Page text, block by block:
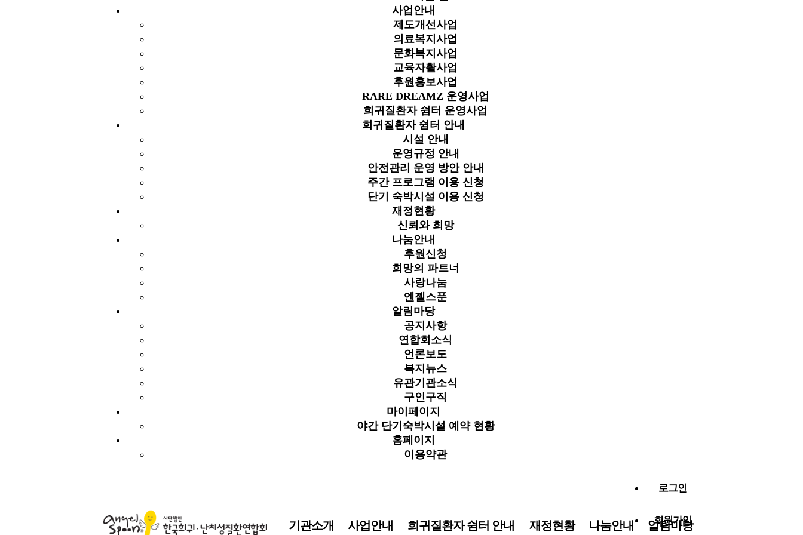
사업안내
제도개선사업
의료복지사업
문화복지사업
교육자활사업
후원홍보사업
RARE DREAMZ 운영사업
희귀질환자 쉼터 운영사업
희귀질환자 쉼터 안내
시설 안내
운영규정 안내
안전관리 운영 방안 안내
주간 프로그램 이용 신청
단기 숙박시설 이용 신청
재정현황
신뢰와 희망
나눔안내
후원신청
희망의 파트너
사랑나눔
엔젤스푼
알림마당
공지사항
연합회소식
언론보도
복지뉴스
유관기관소식
구인구직
마이페이지
야간 단기숙박시설 예약 현황
홈페이지
이용약관
로그인
회원가입
기관소개 사업안내 희귀질환자 쉼터 안내 재정현황 나눔안내 알림마당